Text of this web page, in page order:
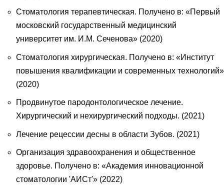
Стоматология терапевтическая. Получено в: «Первый
московский государственный медицинский
университет им. И.М. Сеченова» (2020)
Стоматология хирургическая. Получено в: «Институт
повышения квалификации и современных технологий»
(2020)
Продвинутое пародонтологическое лечение.
Хирургический и нехирургический подходы. (2021)
Лечение рецессии десны в области Зубов. (2021)
Организация здравоохранения и общественное
здоровье. Получено в: «Академия инновационной
стоматологии 'АИСт'» (2022)